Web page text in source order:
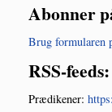
Abonner
Brug for­mu­la­ren
RSS-feeds:
Præ­di­ke­ner: